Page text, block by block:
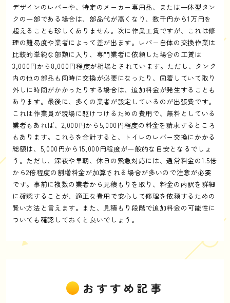
デザインのレバーや、特定のメーカー専用品、または一体型タン
クの一部である場合は、部品代が高くなり、数千円から1万円を
超えることも珍しくありません。次に作業工賃ですが、これは修
理の難易度や業者によって差が出ます。レバー自体の交換作業は
比較的単純な部類に入り、専門業者に依頼した場合の工賃は
3,000円から8,000円程度が相場とされています。ただし、タンク
内の他の部品も同時に交換が必要になったり、固着していて取り
外しに時間がかかったりする場合は、追加料金が発生することも
あります。最後に、多くの業者が設定しているのが出張費です。
これは作業員が現場に駆けつけるための費用で、無料としている
業者もあれば、2,000円から5,000円程度の料金を請求するところ
もあります。これらを合計すると、トイレのレバー交換にかかる
総額は、5,000円から15,000円程度が一般的な目安となるでしょ
う。ただし、深夜や早朝、休日の緊急対応には、通常料金の1.5倍
から2倍程度の割増料金が加算される場合が多いので注意が必要
です。事前に複数の業者から見積もりを取り、料金の内訳を詳細
に確認することが、適正な費用で安心して修理を依頼するための
賢い方法と言えます。また、見積もり段階で追加料金の可能性に
ついても確認しておくと良いでしょう。
おすすめ記事